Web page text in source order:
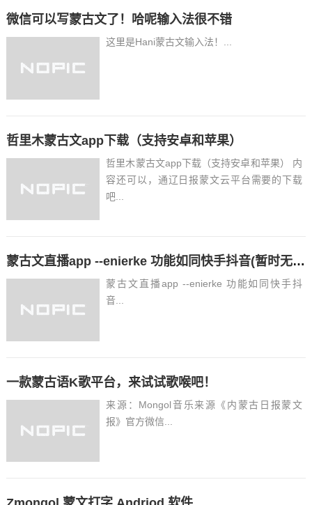
户提供参与平台...
微信可以写蒙古文了！哈呢输入法很不错
这里是Hani蒙古文输入法！...
哲里木蒙古文app下载（支持安卓和苹果）
哲里木蒙古文app下载（支持安卓和苹果） 内
容还可以，通辽日报蒙文云平台需要的下载
吧...
蒙古文直播app --enierke 功能如同快手抖音(暂时无法打开，应用）
蒙古文直播app --enierke 功能如同快手抖
音...
一款蒙古语K歌平台，来试试歌喉吧！
来源：Mongol音乐来源《内蒙古日报蒙文
报》官方微信...